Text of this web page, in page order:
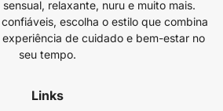
relaxante, nuru e muito mais.
escolha o estilo que combina
de cuidado e bem-estar no
seu tempo.
Links